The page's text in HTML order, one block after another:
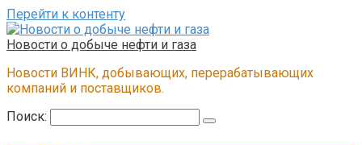
Перейти к контенту
Новости о добыче нефти и газа
Новости ВИНК, добывающих, перерабатывающих
компаний и поставщиков.
Поиск: